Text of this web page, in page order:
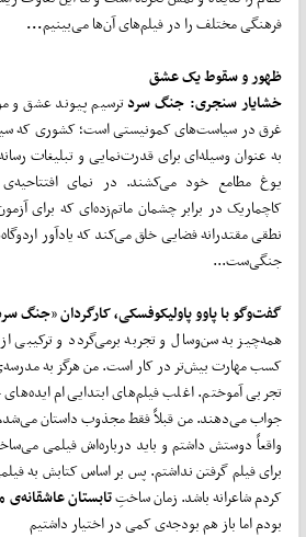
فرهنگی مختلف را در فیلم‌های آن‌ها می‌بینیم...
ظهور و سقوط یک عشق
خشایار سنجری: جنگ سردترسیم پیوند عشق و
غرق در سیاست‌های کمونیستی است؛ کشوری که
به عنوان وسیله‌ای برای قدرت‌نمایی و تبلیغات
یوغ مطامع خود می‌کشند. در نمای
کاچماریک در برابر چشمان ماتم‌زده‌ای که برای
نطقی مقتدرانه فضایی خلق می‌کند که یادآور
جنگی‌ست...
گفت‌وگو با پاوو پاولیکوفسکی، کارگردان«جنگ
همه‌چیز به سن‌وسال و تجربه برمی‌گردد و ترکیبی از
کسب مهارت بیش‌تر در کار است. من هرگز به مدرسه‌ی
تجربی آموختم. اغلب فیلم‌های ابتدایی‌ام
جواب می‌دهند. من قبلاً فقط مجذوب داستان
واقعاً دوستش داشتم و باید درباره‌اش فیلمی
برای فیلم گرفتن نداشتم. پس بر اساس کتابش به
کردم شاعرانه باشد. زمان ساختِتابستان عاشقانه‌ی
بودم اما باز هم بودجه‌ی کمی در اختیار داشتیم